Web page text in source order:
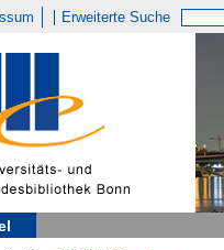
Erweiterte Suche